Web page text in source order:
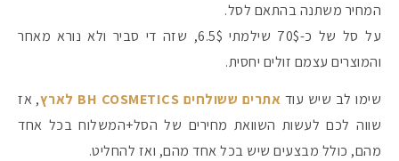
המחיר משתנה בהתאם לסל.
על סל של כ-70$ שילמתי 6.5$, שזה די סביר ולא נורא מאחר
והמוצרים עצמם זולים יחסית.
שימו לב שיש עוד אתרים ששולחים BH COSMETICS לארץ
, אז
שווה לכם לעשות השוואת מחירים של הסל+המשלוח בכל אחד
מהם, כולל מבצעים שיש בכל אחד מהם, ואז להחליט.